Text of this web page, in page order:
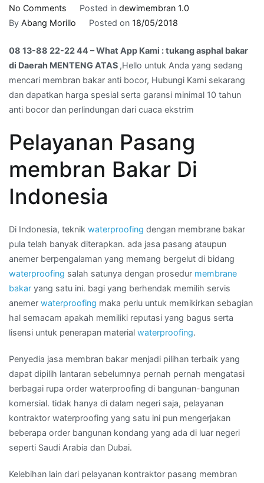
No Comments
08
88
22-
22
44
–
App
:
asphal
di
Daerah
MENTENG
ATAS
Posted in dewimembran 1.0
By Abang Morillo Posted on 18/05/2018
08 13-88 22-22 44 – What App Kami : tukang asphal bakar
di Daerah MENTENG ATAS ,Hello untuk Anda yang sedang
mencari membran bakar anti bocor, Hubungi Kami sekarang
dan dapatkan harga spesial serta garansi minimal 10 tahun
anti bocor dan perlindungan dari cuaca ekstrim
Pelayanan Pasang
membran Bakar Di
Indonesia
Di Indonesia, teknik waterproofing dengan membrane bakar
pula telah banyak diterapkan. ada jasa pasang ataupun
anemer berpengalaman yang memang bergelut di bidang
waterproofing salah satunya dengan prosedur membrane
bakar yang satu ini. bagi yang berhendak memilih servis
anemer waterproofing maka perlu untuk memikirkan sebagian
hal semacam apakah memiliki reputasi yang bagus serta
lisensi untuk penerapan material waterproofing.
Penyedia jasa membran bakar menjadi pilihan terbaik yang
dapat dipilih lantaran sebelumnya pernah pernah mengatasi
berbagai rupa order waterproofing di bangunan-bangunan
komersial. tidak hanya di dalam negeri saja, pelayanan
kontraktor waterproofing yang satu ini pun mengerjakan
beberapa order bangunan kondang yang ada di luar negeri
seperti Saudi Arabia dan Dubai.
Kelebihan lain dari pelayanan kontraktor pasang membran